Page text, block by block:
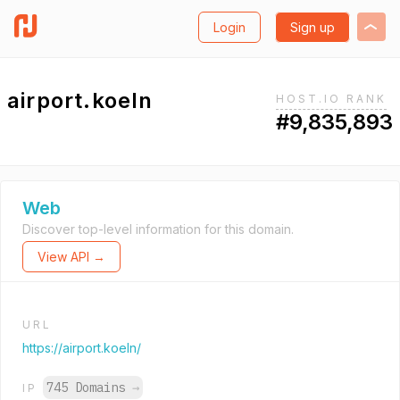
Login Sign up
airport.koeln HOST.IO RANK
#9,835,893
Web
Discover top-level information for this domain.
View API →
URL
https://airport.koeln/
IP 745 Domains →